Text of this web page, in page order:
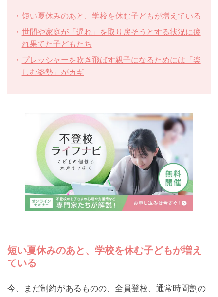
短い夏休みのあと、学校を休む子どもが増えている
世間や家庭が「遅れ」を取り戻そうとする状況に疲
れ果てた子どもたち
プレッシャーを吹き飛ばす親子になるためには「楽
しむ姿勢」がカギ
短い夏休みのあと、学校を休む子どもが増え
ている
今、まだ制約があるものの、全員登校、通常時間割の